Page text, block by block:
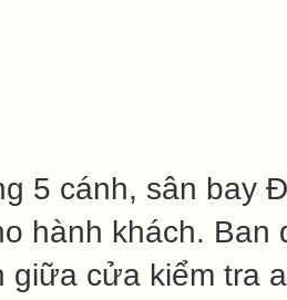
5 cánh, sân bay
hành khách. Ban
giữa cửa kiểm tra